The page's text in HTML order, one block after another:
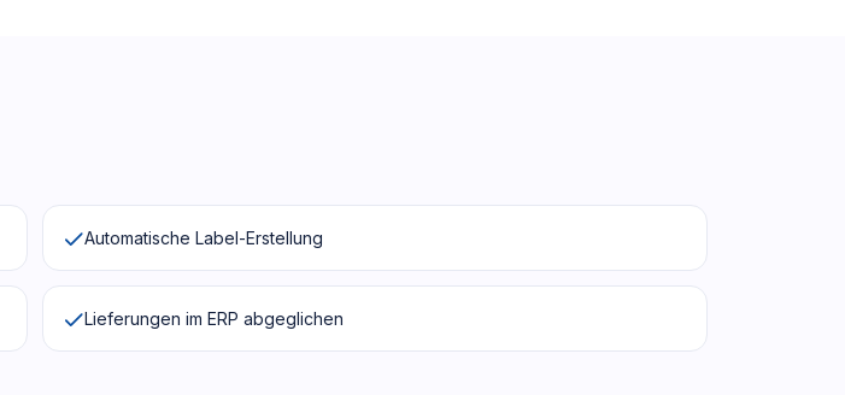
Automatische Label-Erstellung
Lieferungen im ERP abgeglichen